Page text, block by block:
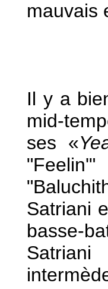
Il y a
mid-
ses «
Satriani
basse-